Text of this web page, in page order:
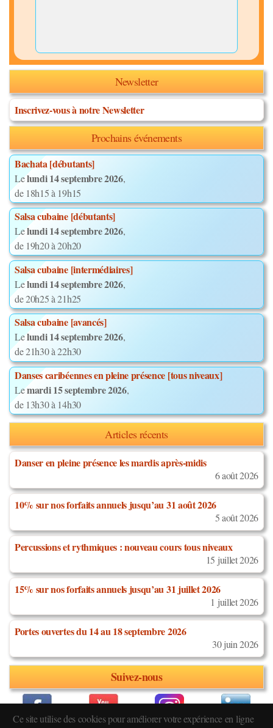
Newsletter
Inscrivez-vous à notre Newsletter
Prochains événements
Bachata [débutants]
Lelundi 14 septembre 2026,
de 18h15 à 19h15
Salsa cubaine [débutants]
Lelundi 14 septembre 2026,
de 19h20 à 20h20
Salsa cubaine [intermédiaires]
Lelundi 14 septembre 2026,
de 20h25 à 21h25
Salsa cubaine [avancés]
Lelundi 14 septembre 2026,
de 21h30 à 22h30
Danses caribéennes en pleine présence [tous niveaux]
Lemardi 15 septembre 2026,
de 13h30 à 14h30
Articles récents
Danser en pleine présence les mardis après-midis
6 août 2026
10% sur nos forfaits annuels jusqu’au 31 août 2026
5 août 2026
Percussions et rythmiques : nouveau cours tous niveaux
15 juillet 2026
15% sur nos forfaits annuels jusqu’au 31 juillet 2026
1 juillet 2026
Portes ouvertes du 14 au 18 septembre 2026
30 juin 2026
Suivez-nous
Ce site utilise des cookies pour améliorer votre expérience en ligne